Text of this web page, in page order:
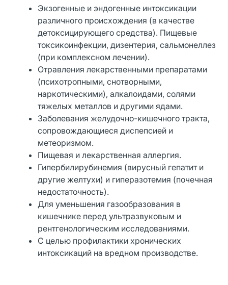
Экзогенные и эндогенные интоксикации
различного происхождения (в качестве
детоксицирующего средства). Пищевые
токсикоинфекции, дизентерия, сальмонеллез
(при комплексном лечении).
Отравления лекарственными препаратами
(психотропными, снотворными,
наркотическими), алкалоидами, солями
тяжелых металлов и другими ядами.
Заболевания желудочно-кишечного тракта,
сопровождающиеся диспепсией и
метеоризмом.
Пищевая и лекарственная аллергия.
Гипербилирубинемия (вирусный гепатит и
другие желтухи) и гиперазотемия (почечная
недостаточность).
Для уменьшения газообразования в
кишечнике перед ультразвуковым и
рентгенологическим исследованиями.
С целью профилактики хронических
интоксикаций на вредном производстве.